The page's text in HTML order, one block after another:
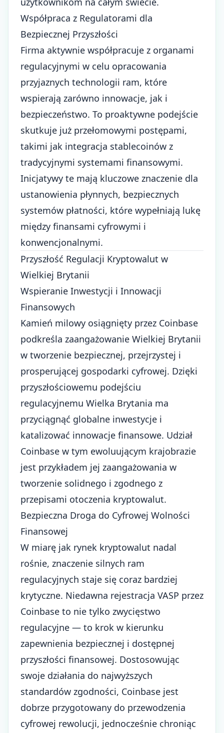
Współpraca z Regulatorami dla
Bezpiecznej Przyszłości
Firma aktywnie współpracuje z organami
regulacyjnymi w celu opracowania
przyjaznych technologii ram, które
wspierają zarówno innowacje, jak i
bezpieczeństwo. To proaktywne podejście
skutkuje już przełomowymi postępami,
takimi jak integracja stablecoinów z
tradycyjnymi systemami finansowymi.
Inicjatywy te mają kluczowe znaczenie dla
ustanowienia płynnych, bezpiecznych
systemów płatności, które wypełniają lukę
między finansami cyfrowymi i
konwencjonalnymi.
Przyszłość Regulacji Kryptowalut w
Wielkiej Brytanii
Wspieranie Inwestycji i Innowacji
Finansowych
Kamień milowy osiągnięty przez Coinbase
podkreśla zaangażowanie Wielkiej Brytanii
w tworzenie bezpiecznej, przejrzystej i
prosperującej gospodarki cyfrowej. Dzięki
przyszłościowemu podejściu
regulacyjnemu Wielka Brytania ma
przyciągnąć globalne inwestycje i
katalizować innowacje finansowe. Udział
Coinbase w tym ewoluującym krajobrazie
jest przykładem jej zaangażowania w
tworzenie solidnego i zgodnego z
przepisami otoczenia kryptowalut.
Bezpieczna Droga do Cyfrowej Wolności
Finansowej
W miarę jak rynek kryptowalut nadal
rośnie, znaczenie silnych ram
regulacyjnych staje się coraz bardziej
krytyczne. Niedawna rejestracja VASP przez
Coinbase to nie tylko zwycięstwo
regulacyjne — to krok w kierunku
zapewnienia bezpiecznej i dostępnej
przyszłości finansowej. Dostosowując
swoje działania do najwyższych
standardów zgodności, Coinbase jest
dobrze przygotowany do przewodzenia
cyfrowej rewolucji, jednocześnie chroniąc